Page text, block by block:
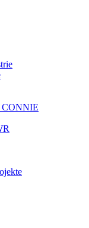
CONNIE